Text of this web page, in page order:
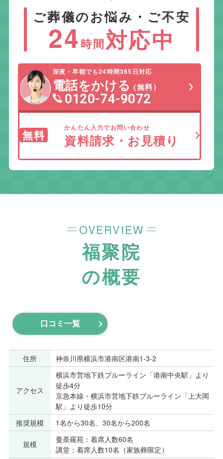
ご葬儀のお悩み・ご不安
24 時間対応中
深夜・早朝でも24時間365日対応
電話をかける（無料）
0120-74-9072
無料
かんたん入力でお問い合わせ
資料請求・お見積り
OVERVIEW
福聚院
の概要
口コミ一覧
住所 神奈川県横浜市港南区港南1-3-2
アクセス
横浜市営地下鉄ブルーライン「港南中央駅」より
徒歩4分
京急本線・横浜市営地下鉄ブルーライン「上大岡
駅」より徒歩10分
推奨規模
1名から30名、30名から200名
規模
曼荼羅苑：着席人数60名
講堂：着席人数10名（家族葬限定）